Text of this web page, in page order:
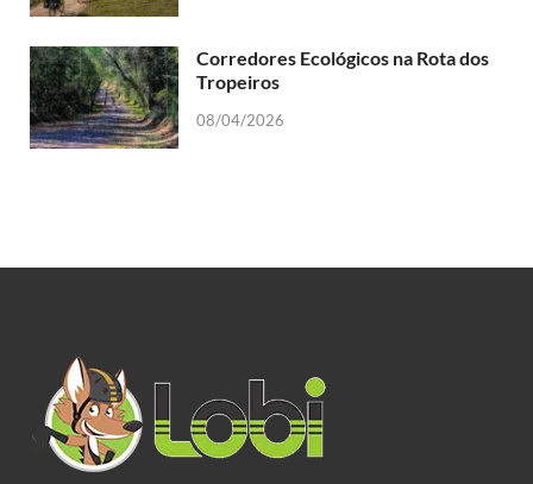
Corredores Ecológicos na Rota dos
Tropeiros
08/04/2026